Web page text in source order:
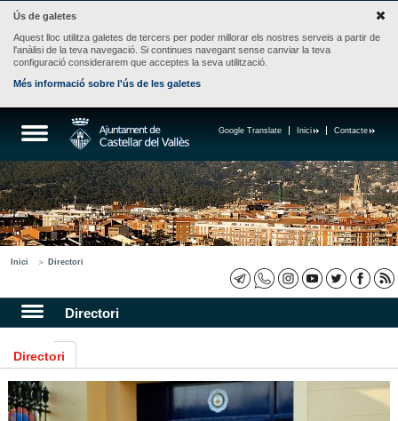
Ús de galetes
Aquest lloc utilitza galetes de tercers per poder millorar els nostres serveis a partir de
l'anàlisi de la teva navegació. Si continues navegant sense canviar la teva
configuració considerarem que acceptes la seva utilització.
Més informació sobre l'ús de les galetes
Contacte
Inici
Google Translate
Inici Directori
Directori
Directori